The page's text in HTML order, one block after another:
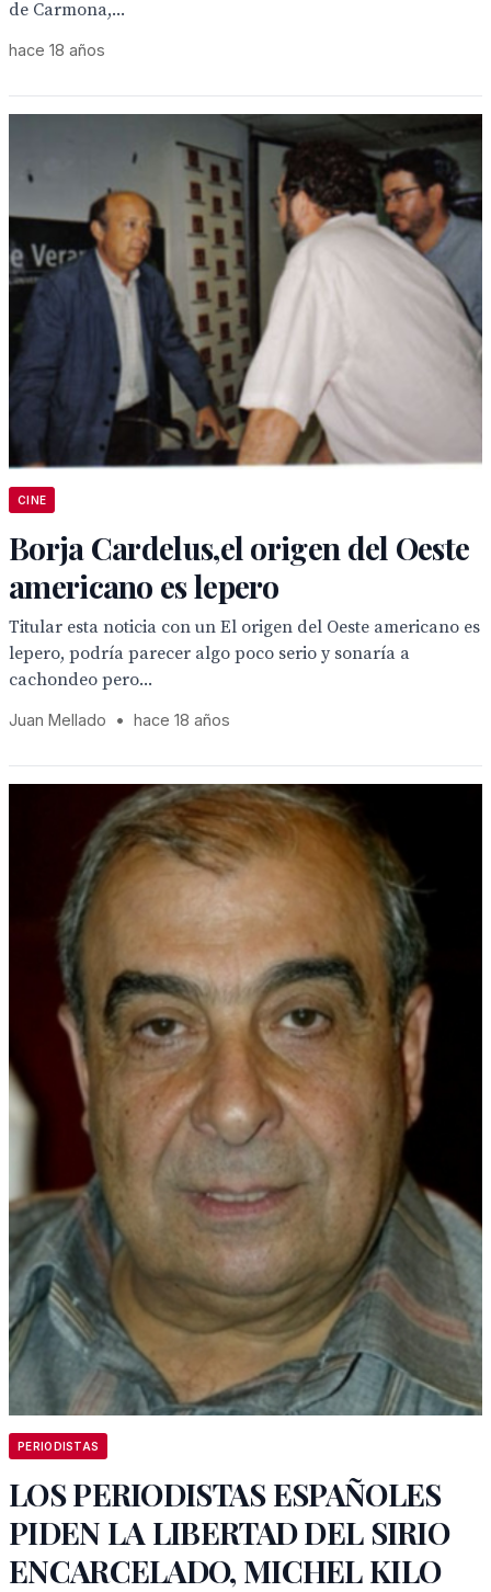
de Carmona,...
hace 18 años
CINE
Borja Cardelus,el origen del Oeste
americano es lepero
Titular esta noticia con un El origen del Oeste americano es
lepero, podría parecer algo poco serio y sonaría a
cachondeo pero...
Juan Mellado • hace 18 años
PERIODISTAS
LOS PERIODISTAS ESPAÑOLES
PIDEN LA LIBERTAD DEL SIRIO
ENCARCELADO, MICHEL KILO